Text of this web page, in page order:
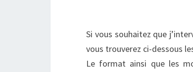
Si vous souhaitez que
vous trouverez ci-dessous
Le format ainsi que les